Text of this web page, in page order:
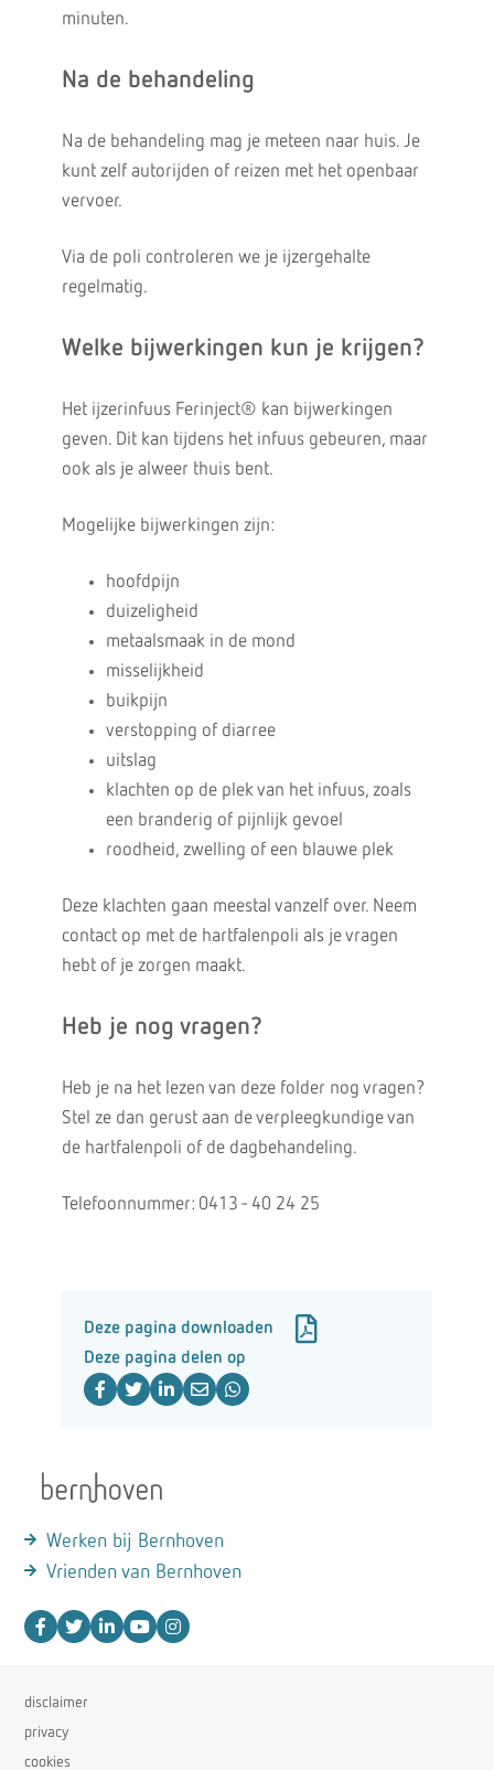
minuten.
Na de behandeling
Na de behandeling mag je meteen naar huis. Je
kunt zelf autorijden of reizen met het openbaar
vervoer.
Via de poli controleren we je ijzergehalte
regelmatig.
Welke bijwerkingen kun je krijgen?
Het ijzerinfuus Ferinject® kan bijwerkingen
geven. Dit kan tijdens het infuus gebeuren, maar
ook als je alweer thuis bent.
Mogelijke bijwerkingen zijn:
hoofdpijn
duizeligheid
metaalsmaak in de mond
misselijkheid
buikpijn
verstopping of diarree
uitslag
klachten op de plek van het infuus, zoals
een branderig of pijnlijk gevoel
roodheid, zwelling of een blauwe plek
Deze klachten gaan meestal vanzelf over. Neem
contact op met de hartfalenpoli als je vragen
hebt of je zorgen maakt.
Heb je nog vragen?
Heb je na het lezen van deze folder nog vragen?
Stel ze dan gerust aan de verpleegkundige van
de hartfalenpoli of de dagbehandeling.
Telefoonnummer: 0413 - 40 24 25
Deze pagina downloaden
Deze pagina delen op
Werken bij Bernhoven
Vrienden van Bernhoven
disclaimer
privacy
cookies